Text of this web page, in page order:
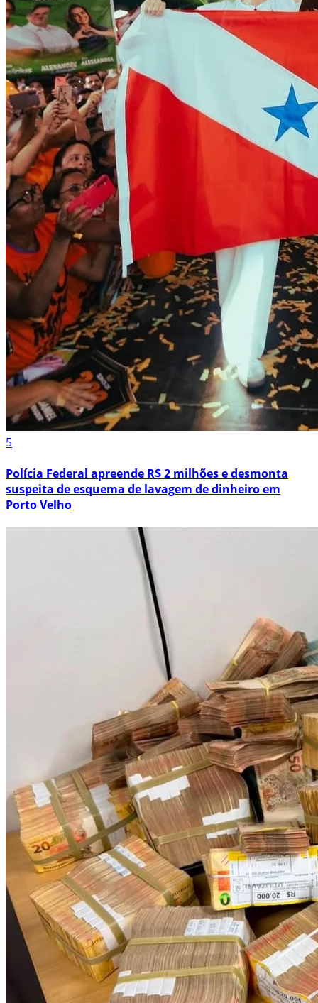
5
Polícia Federal apreende R$ 2 milhões e desmonta
suspeita de esquema de lavagem de dinheiro em
Porto Velho